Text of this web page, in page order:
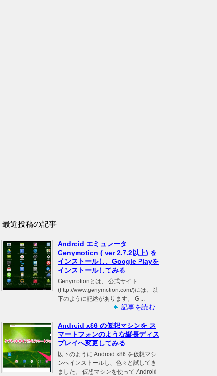
最近投稿の記事
Android エミュレータ
Genymotion ( ver 2.7.2以上) を
インストールし、Google Playを
インストールしてみる
Genymotionとは、 公式サイト
(http://www.genymotion.com/)には、以
下のように記述があります。 G ...
記事を読む...
Android x86 の仮想マシンを ス
マートフォンのような縦長ディス
プレイへ変更してみる
以下のように Android x86 を仮想マシ
ンへインストールし、色々と試してき
ました。 仮想マシンを使って Android